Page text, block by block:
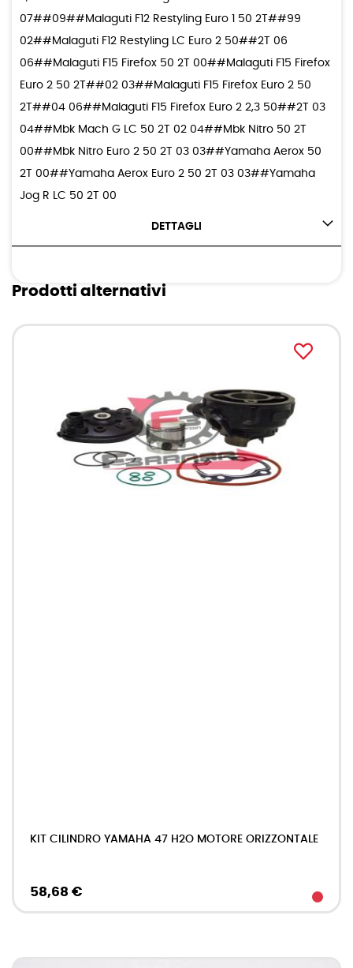
07##09##Malaguti F12 Restyling Euro 1 50 2T##99
02##Malaguti F12 Restyling LC Euro 2 50##2T 06
06##Malaguti F15 Firefox 50 2T 00##Malaguti F15 Firefox
Euro 2 50 2T##02 03##Malaguti F15 Firefox Euro 2 50
2T##04 06##Malaguti F15 Firefox Euro 2 2,3 50##2T 03
04##Mbk Mach G LC 50 2T 02 04##Mbk Nitro 50 2T
00##Mbk Nitro Euro 2 50 2T 03 03##Yamaha Aerox 50
2T 00##Yamaha Aerox Euro 2 50 2T 03 03##Yamaha
Jog R LC 50 2T 00
DETTAGLI
Prodotti alternativi
KIT CILINDRO YAMAHA 47 H2O MOTORE ORIZZONTALE
58,68 €